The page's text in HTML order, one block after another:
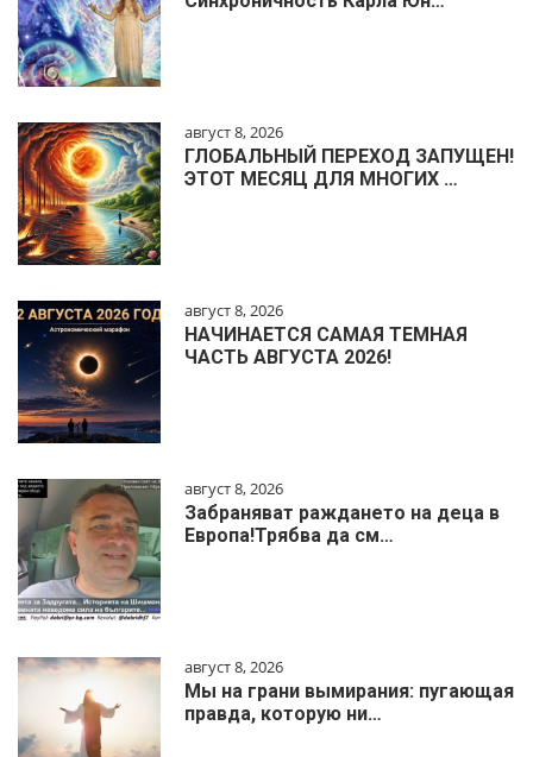
август 8, 2026
ГЛОБАЛЬНЫЙ ПЕРЕХОД ЗАПУЩЕН!
ЭТОТ МЕСЯЦ ДЛЯ МНОГИХ …
август 8, 2026
НАЧИНАЕТСЯ САМАЯ ТЕМНАЯ
ЧАСТЬ АВГУСТА 2026!
август 8, 2026
Забраняват раждането на деца в
Европа!Трябва да см…
август 8, 2026
Мы на грани вымирания: пугающая
правда, которую ни…